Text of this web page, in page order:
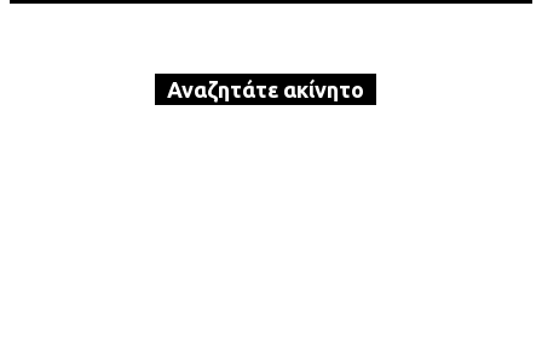
Αναζητάτε ακίνητο